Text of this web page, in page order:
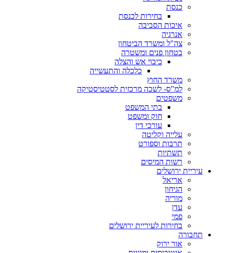
כנסת
בחירות לכנסת
איכות הסביבה
אנרגיה
צה"ל ומשרד הביטחון
בטחון פנים ומשטרה
כיבוי אש והצלה
כלכלה והתעשייה
משרד החוץ
למ"ס- לשכה מרכזית לסטטיסטיקה
משפטים
בתי המשפט
חוק ומשפט
עורכי דין
עלייה וקליטה
תרבות וספורט
תשתיות
רשות המיסים
עיריית ירושלים
אריאל
הגיחון
מוריה
עדן
פמי
בחירות לעיריית ירושלים
תחבורה
אור ירוק